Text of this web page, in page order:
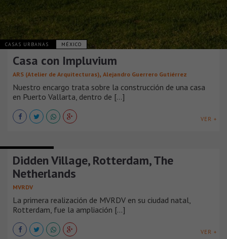
CASAS URBANAS MÉXICO
Casa con Impluvium
ARS (Atelier de Arquitecturas), Alejandro Guerrero Gutiérrez
Nuestro encargo trata sobre la construcción de una casa
en Puerto Vallarta, dentro de [...]
VER +
Didden Village, Rotterdam, The
Netherlands
MVRDV
La primera realización de MVRDV en su ciudad natal,
Rotterdam, fue la ampliación [...]
VER +